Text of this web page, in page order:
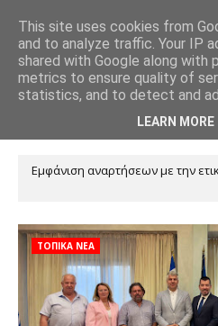
Εμφάνιση αναρτήσεων με την
ΤΟΠΙΚΑ ΝΕΑ
This site uses cookies from
and to analyze traffic. Your IP
shared with Google along with
metrics to ensure quality of
statistics, and to detect and
LEARN MORE